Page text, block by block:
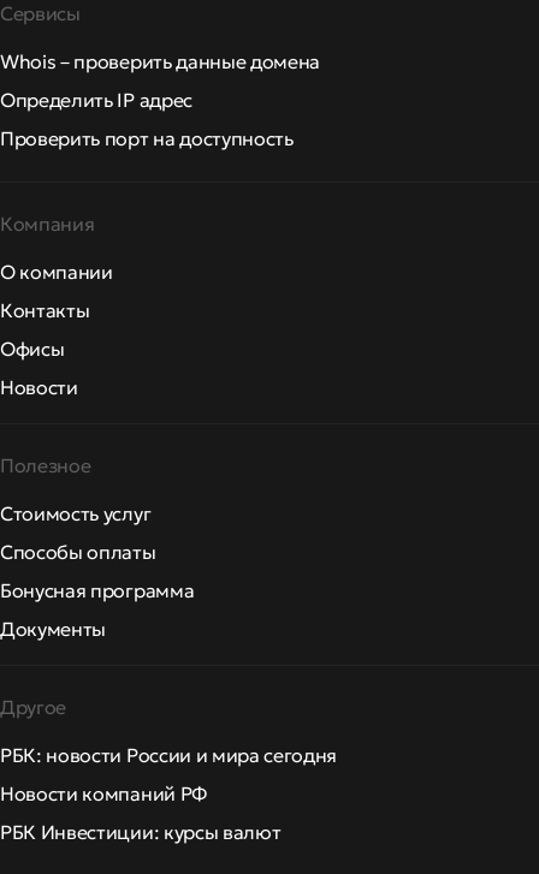
Сервисы
Whois – проверить данные домена
Определить IP адрес
Проверить порт на доступность
Компания
О компании
Контакты
Офисы
Новости
Полезное
Стоимость услуг
Способы оплаты
Бонусная программа
Документы
Другое
РБК: новости России и мира сегодня
Новости компаний РФ
РБК Инвестиции: курсы валют